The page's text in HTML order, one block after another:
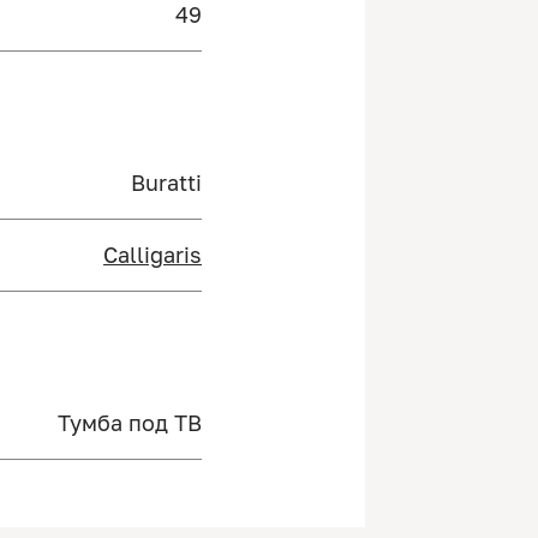
49
Buratti
Calligaris
Тумба под ТВ